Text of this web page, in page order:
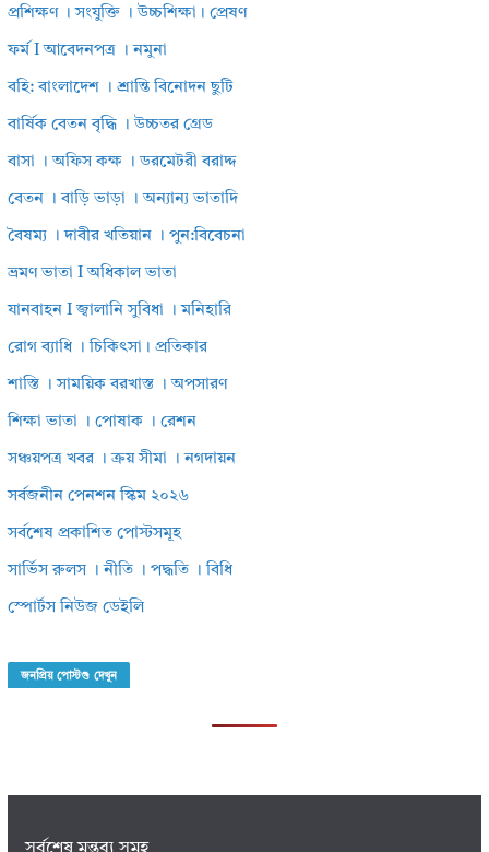
প্রশিক্ষণ । সংযুক্তি । উচ্চশিক্ষা। প্রেষণ
ফর্ম I আবেদনপত্র । নমুনা
বহি: বাংলাদেশ । শ্রান্তি বিনোদন ছুটি
বার্ষিক বেতন বৃদ্ধি । উচ্চতর গ্রেড
বাসা । অফিস কক্ষ । ডরমেটরী বরাদ্দ
বেতন । বাড়ি ভাড়া । অন্যান্য ভাতাদি
বৈষম্য । দাবীর খতিয়ান । পুন:বিবেচনা
ভ্রমণ ভাতা I অধিকাল ভাতা
যানবাহন I জ্বালানি সুবিধা । মনিহারি
রোগ ব্যাধি । চিকিৎসা। প্রতিকার
শাস্তি । সাময়িক বরখাস্ত । অপসারণ
শিক্ষা ভাতা । পোষাক । রেশন
সঞ্চয়পত্র খবর । ক্রয় সীমা । নগদায়ন
সর্বজনীন পেনশন স্কিম ২০২৬
সর্বশেষ প্রকাশিত পোস্টসমূহ
সার্ভিস রুলস । নীতি । পদ্ধতি । বিধি
স্পোর্টস নিউজ ডেইলি
জনপ্রিয় পোস্টগু দেখুন